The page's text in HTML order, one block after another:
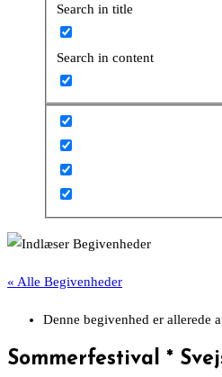
Search in title
Search in content
« Alle Begivenheder
Denne begivenhed er allerede
Sommerfestival *